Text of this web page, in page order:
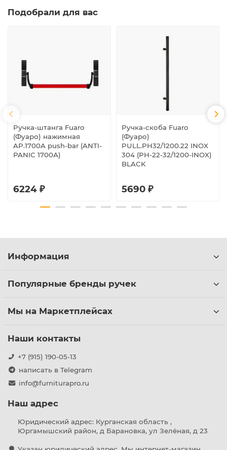
Подобрали для вас
Ручка-штанга Fuaro
(Фуаро) нажимная
AP.1700A push-bar (ANTI-
PANIC 1700А)
6224 ₽
Ручка-скоба Fuaro
(Фуаро)
PULL.PH32/1200.22 INOX
304 (PH-22-32/1200-INOX)
BLACK
5690 ₽
Информация
Популярные бренды ручек
Мы на Маркетплейсах
Наши контакты
+7 (915) 190-05-13
написать в Telegram
info@furniturapro.ru
Наш адрес
Юридический адрес: Курганская область ,
Юргамышский район, д Барановка, ул Зелёная, д 23